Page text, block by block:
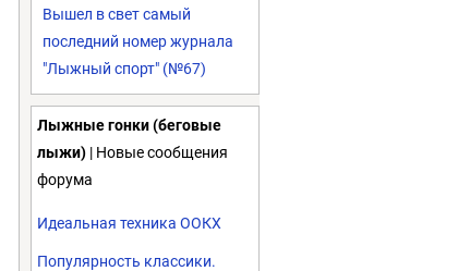
Вышел в свет самый
последний номер журнала
"Лыжный спорт" (№67)
Лыжные гонки (беговые
лыжи) | Новые сообщения
форума
Идеальная техника ООКХ
Популярность классики.